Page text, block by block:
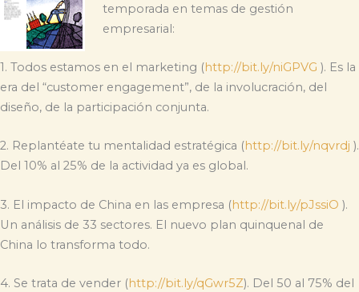
temporada en temas de gestión
empresarial:
1. Todos estamos en el marketing (http://bit.ly/niGPVG ). Es la
era del “customer engagement”, de la involucración, del
diseño, de la participación conjunta.
2. Replantéate tu mentalidad estratégica (http://bit.ly/nqvrdj ).
Del 10% al 25% de la actividad ya es global.
3. El impacto de China en las empresa (http://bit.ly/pJssiO ).
Un análisis de 33 sectores. El nuevo plan quinquenal de
China lo transforma todo.
4. Se trata de vender (http://bit.ly/qGwr5Z). Del 50 al 75% del